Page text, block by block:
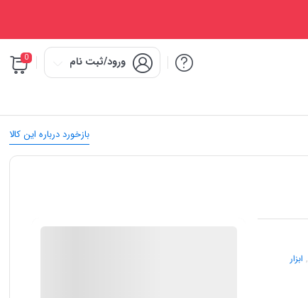
ورود/ثبت نام 0
بازخورد درباره این کالا
, ابزار